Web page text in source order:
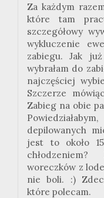
Za każdym
które tam
szczegółowy
wykluczenie
zabiegu. Jak
wybrałam do
najczęściej
Szczerze
Zabieg na obie
depilowanych
jest to około
woreczków z
nie boli. :)
które polecam.